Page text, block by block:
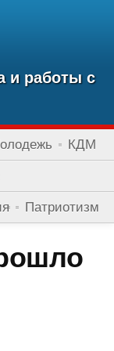
и работы с
КДМ
Патриотизм